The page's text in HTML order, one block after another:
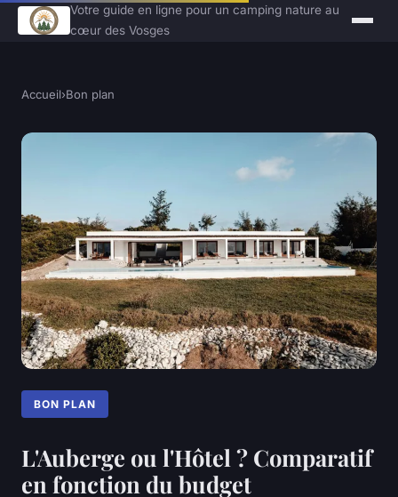
Votre guide en ligne pour un camping nature au
cœur des Vosges
Accueil›Bon plan
BON PLAN
L'Auberge ou l'Hôtel ? Comparatif
en fonction du budget